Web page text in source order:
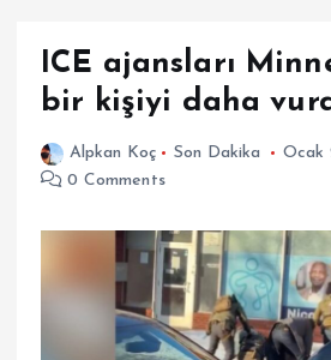
ICE ajansları
bir kişiyi daha
Alpkan Koç Son Dakika
Ocak
0 Comments